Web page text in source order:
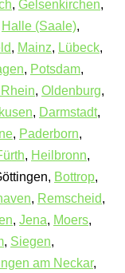
, Gelsenkirchen,
Halle (Saale),
, Mainz, Lübeck,
, Potsdam,
, Oldenburg,
, Darmstadt,
, Paderborn,
, Heilbronn,
Bottrop,
, Remscheid,
, Jena, Moers,
, Siegen,
am Neckar,